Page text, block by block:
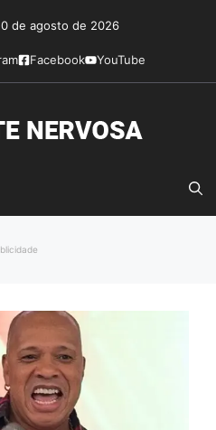
de agosto de 2026
Facebook YouTube